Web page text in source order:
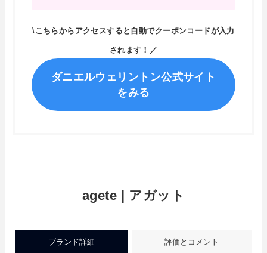
\こちらからアクセスすると自動でクーポンコードが入力
されます！／
ダニエルウェリントン公式サイト
をみる
agete | アガット
ブランド詳細 評価とコメント